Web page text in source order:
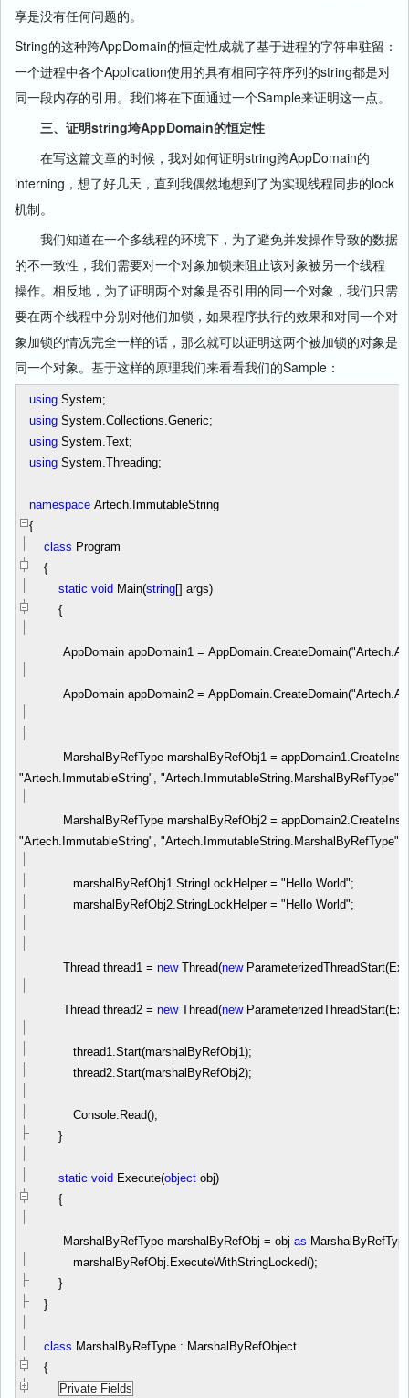
享是没有任何问题的。
String的这种跨AppDomain的恒定性成就了基于进程的字符串驻留：
一个进程中各个Application使用的具有相同字符序列的string都是对
同一段内存的引用。我们将在下面通过一个Sample来证明这一点。
三、证明string垮AppDomain的恒定性
在写这篇文章的时候，我对如何证明string跨AppDomain的
interning，想了好几天，直到我偶然地想到了为实现线程同步的lock
机制。
我们知道在一个多线程的环境下，为了避免并发操作导致的数据
的不一致性，我们需要对一个对象加锁来阻止该对象被另一个线程
操作。相反地，为了证明两个对象是否引用的同一个对象，我们只需
要在两个线程中分别对他们加锁，如果程序执行的效果和对同一个对
象加锁的情况完全一样的话，那么就可以证明这两个被加锁的对象是
同一个对象。基于这样的原理我们来看看我们的Sample：
using System;
using System.Collections.Generic;
using System.Text;
using System.Threading;
namespace Artech.ImmutableString
{
class Program
{
static void Main(string[] args)
{
AppDomain appDomain1 = AppDomain.CreateDomain("
AppDomain appDomain2 = AppDomain.CreateDomain("
MarshalByRefType marshalByRefObj1 =
"Artech.ImmutableString", "Artech.ImmutableString.MarshalByRefType"
MarshalByRefType marshalByRefObj2 =
"Artech.ImmutableString", "Artech.ImmutableString.MarshalByRefType"
marshalByRefObj1.StringLockHelper = " Hello World";
marshalByRefObj2.StringLockHelper = " Hello World";
Thread thread1 = newThread(new
Thread thread2 = newThread(new
thread1.Start(marshalByRefObj1);
thread2.Start(marshalByRefObj2);
Console.Read();
}
static void Execute(object obj)
{
MarshalByRefType marshalByRefObj = obj as
marshalByRefObj.ExecuteWithStringLocked();
}
}
class MarshalByRefType : MarshalByRefObject
{
Private Fields